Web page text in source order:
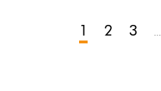
1 2 3